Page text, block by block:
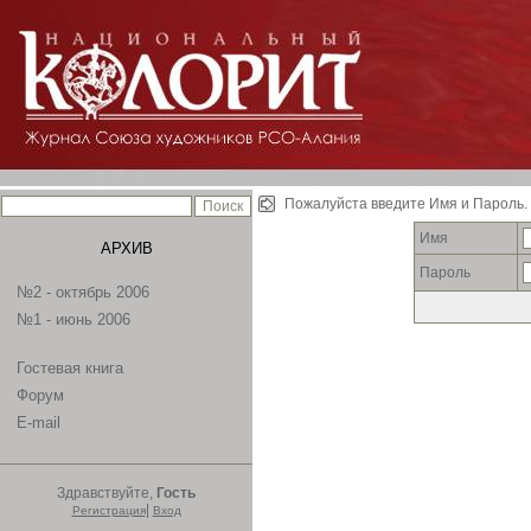
АРХИВ
№2 - октябрь 2006
№1 - июнь 2006
Гостевая книга
Форум
E-mail
Здравствуйте, Гость
Регистрация| Вход
Пожалуйста введите Имя и Пароль.
Имя
Пароль